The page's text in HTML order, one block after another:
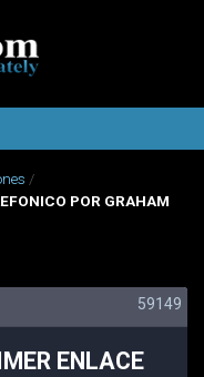
POR GRAHAM
59149
ENLACE